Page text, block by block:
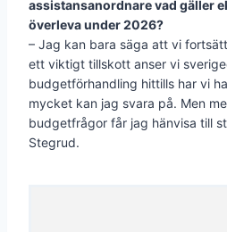
assistansanordnare vad gäller
överleva under 2026?
– Jag kan bara säga att vi
ett viktigt tillskott anser vi
budgetförhandling hittills har vi
mycket kan jag svara på. Men
budgetfrågor får jag hänvisa till
Stegrud.